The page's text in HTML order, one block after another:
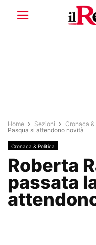
Home Sezioni Cronaca
Pasqua si attendono novità
Cronaca & Politica
Roberta
passata